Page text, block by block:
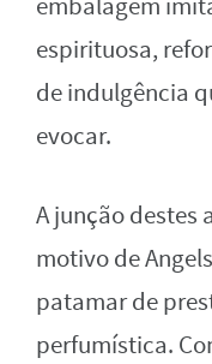
embalagem
espirituosa,
de indulgência
evocar.
A junção destes
motivo de
patamar de
perfumística.